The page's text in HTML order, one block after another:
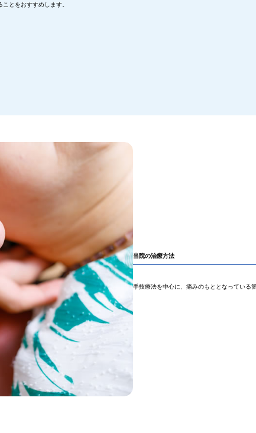
とをおすすめします。
当院の治療方法
手技療法を中心に、痛みのもととなっている